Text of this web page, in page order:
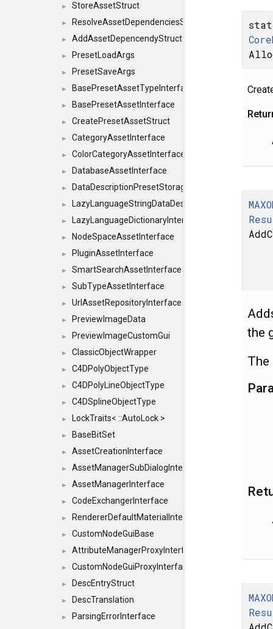
► StoreAssetStruct
► ResolveAssetDependenciesStruct
► AddAssetDepencendyStruct
► PresetLoadArgs
► PresetSaveArgs
► BasePresetAssetTypeInterface
► BasePresetAssetInterface
► CreatePresetAssetStruct
► CategoryAssetInterface
► ColorCategoryAssetInterface
► DatabaseAssetInterface
► DataDescriptionPresetStorageInterface
►
► LazyLanguageDictionaryInterface
► NodeSpaceAssetInterface
► PluginAssetInterface
► SmartSearchAssetInterface
► SubTypeAssetInterface
► UrlAssetRepositoryInterface
► PreviewImageData
► PreviewImageCustomGui
► ClassicObjectWrapper
► C4DPolyObjectType
► C4DPolyLineObjectType
► C4DSplineObjectType
► LockTraits< ::AutoLock >
► BaseBitSet
► AssetCreationInterface
► AssetManagerSubDialogInterface
► AssetManagerInterface
► CodeExchangerInterface
► RendererDefaultMaterialInterface
► CustomNodeGuiBase
► AttributeManagerProxyInterface
► CustomNodeGuiProxyInterface
► DescEntryStruct
► DescTranslation
►
ParsingErrorInterface
the
The